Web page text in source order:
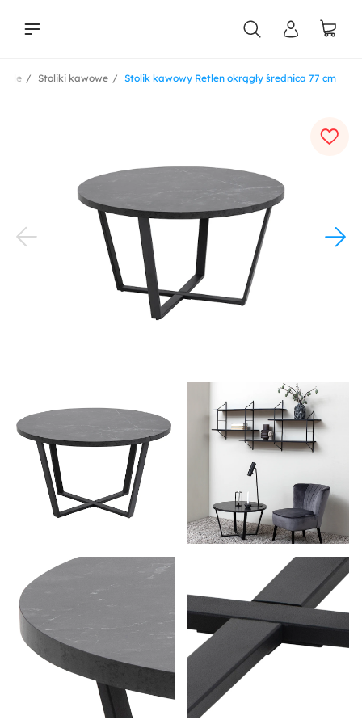
Stolik kawowy Retlen okrągły średnica 77 cm
Stoliki kawowe